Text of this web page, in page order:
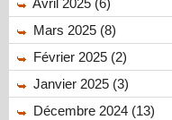
Avril 2025 (6)
Mars 2025 (8)
Février 2025 (2)
Janvier 2025 (3)
Décembre 2024 (13)